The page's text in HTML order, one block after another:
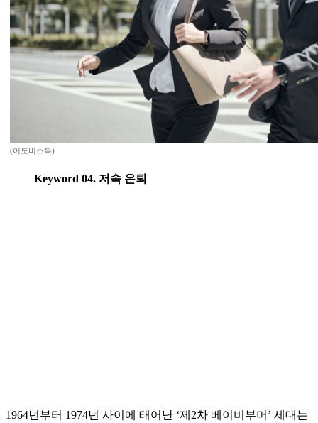
(어도비스톡)
Keyword 04. 저속 은퇴
1964년부터 1974년 사이에 태어난 ‘제2차 베이비부머’ 세대는